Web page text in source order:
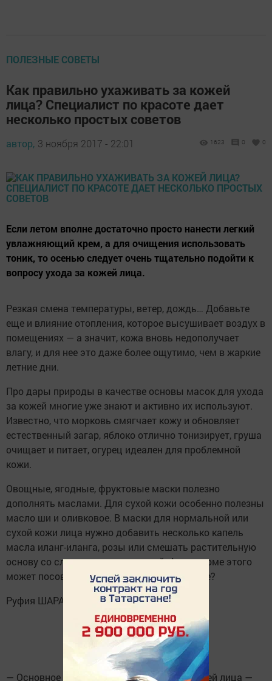
ПОЛЕЗНЫЕ СОВЕТЫ
Как правильно ухаживать за кожей
лица? Специалист по красоте дает
несколько простых советов
автор, 3 ноября 2017 - 22:01 1623 0 0
Если летом вполне достаточно просто нанести легкий
увлажняющий крем, а для очищения использовать
тоник, то осенью следует очень тщательно подойти к
вопросу ухода за кожей лица.
Резкая смена температуры, ветер, дождь… Добавьте
еще и влияние отопления, которое высушивает воздух в
помещениях — а значит, кожа вновь недополучает
влагу, и для нее это даже более ощутимо, чем в жаркие
летние дни.
Про дары природы в качестве основы масок для ухода
за кожей многие уже знают и активно их используют.
Известно, что морковь смягчает кожу и обновляет
естественный загар, яблоко отлично тонизирует, груша
очищает и питает, огурец идеален для проблемной
кожи.
Овощные, ягодные, фруктовые маски полезно
дополнять маслами. Для сухой кожи особенно полезны
масло ши и оливковое. В маски для нормальной или
сухой кожи лица нужно добавить несколько капель
масла иланг-иланга, розы или смешать растительную
основу со сливками или сметаной. А что кроме этого
может посоветовать специалист по красоте?
Руфия ШАРАПОВА, косметолог:
— Основное правило осеннего ухода за кожей лица —